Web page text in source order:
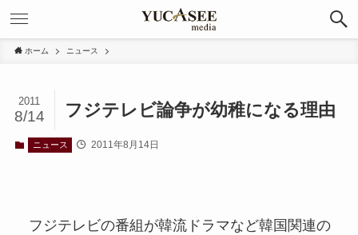
ホーム ニュース
フジテレビ論争が幼稚になる理由
2011
8/14
ニュース 2011年8月14日
フジテレビの番組が韓流ドラマなど韓国関連の